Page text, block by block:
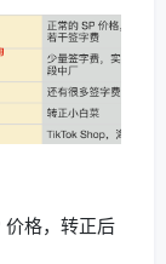
格，转正后